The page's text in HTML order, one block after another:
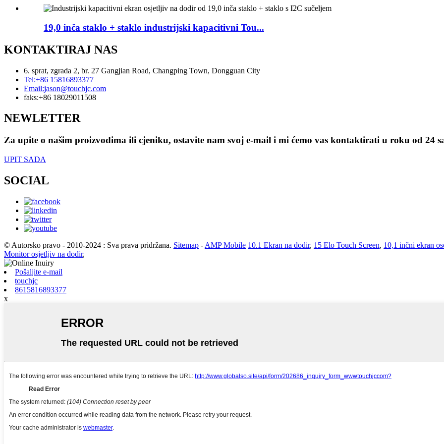
19,0 inča staklo + staklo industrijski kapacitivni Tou...
KONTAKTIRAJ NAS
6. sprat, zgrada 2, br. 27 Gangjian Road, Changping Town, Dongguan City
Tel:+86 15816893377
Email:jason@touchjc.com
faks:+86 18029011508
NEWLETTER
Za upite o našim proizvodima ili cjeniku, ostavite nam svoj e-mail i mi ćemo vas kontaktirati u roku od 24
UPIT SADA
SOCIAL
© Autorsko pravo - 2010-2024 : Sva prava pridržana. Sitemap - AMP Mobile 10.1 Ekran na dodir, 15 Elo Touch Screen, 10,1 inčni ekran
Monitor osjetljiv na dodir,
Pošaljite e-mail
touchjc
8615816893377
x